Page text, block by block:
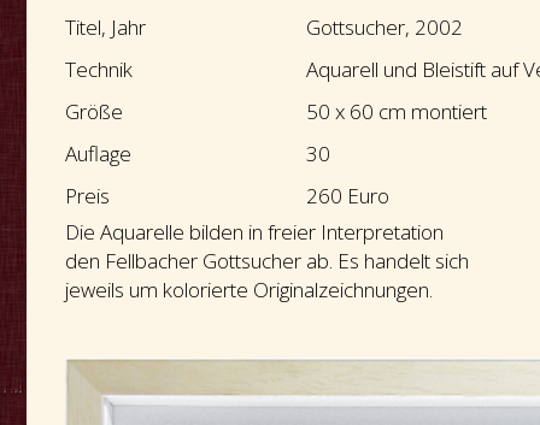
Titel, Jahr
Gottsucher, 2002
Technik
Aquarell und Bleistift auf
Größe
50 x 60 cm montiert
Auflage
30
Preis
260 Euro
Die Aquarelle bilden in freier Interpretation
den Fellbacher Gottsucher ab. Es handelt sich
jeweils um kolorierte Originalzeichnungen.